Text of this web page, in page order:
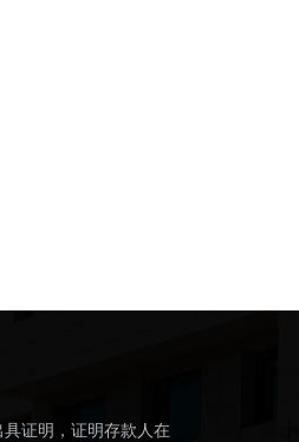
证明，证明存款人在